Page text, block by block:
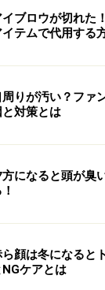
イブロウが切れた
イテムで代用する
周りが汚い？ファ
と対策とは
方になると頭が臭
ら顔は冬になると
NGケアとは